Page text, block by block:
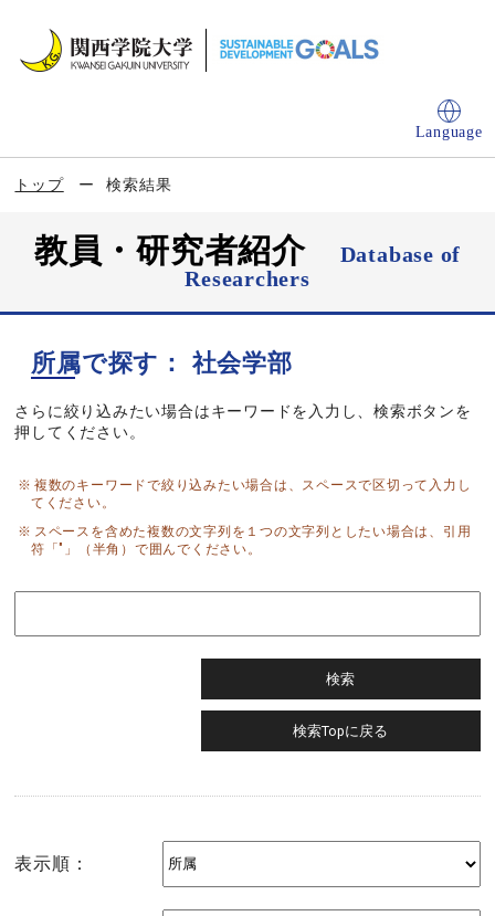
Language
トップ 検索結果
教員・研究者紹介
Database of
Researchers
所属で探す： 社会学部
さらに絞り込みたい場合はキーワードを入力し、検索ボタンを
押してください。
複数のキーワードで絞り込みたい場合は、スペースで区切って入力し
てください。
スペースを含めた複数の文字列を１つの文字列としたい場合は、引用
符「"」（半角）で囲んでください。
表示順：